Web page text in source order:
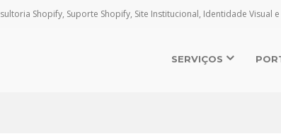
Shopify, Suporte Shopify, Site Institucional, Identidade Visual
SERVIÇOS